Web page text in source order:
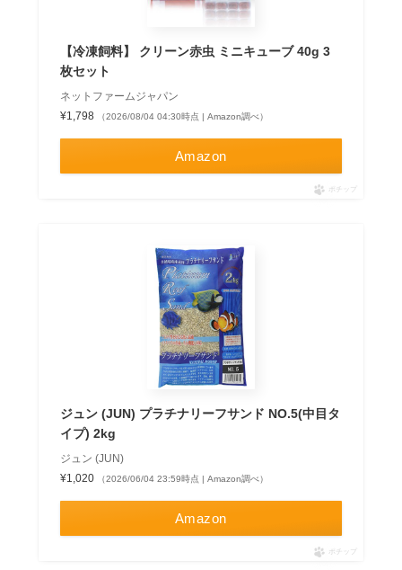
【冷凍飼料】 クリーン赤虫 ミニキューブ 40g 3
枚セット
ネットファームジャパン
¥1,798
（2026/08/04 04:30時点 | Amazon調べ）
Amazon
ポチップ
ジュン (JUN) プラチナリーフサンド NO.5(中目タ
イプ) 2kg
ジュン (JUN)
¥1,020
（2026/06/04 23:59時点 | Amazon調べ）
Amazon
ポチップ